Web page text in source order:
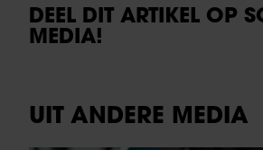
DEEL DIT ARTIKEL OP
MEDIA!
UIT ANDERE MEDIA